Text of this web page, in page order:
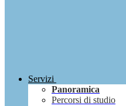
Servizi
Panoramica
Percorsi di studio